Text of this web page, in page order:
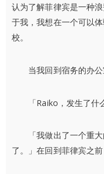
认为了解菲律宾是一种
于我，我想在一个可以
校。
当我回到宿务的办公
「Raiko，发生了什么
「我做出了一个重大
了。」在回到菲律宾之